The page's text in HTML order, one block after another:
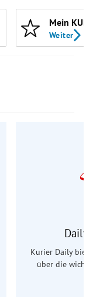
Mein
Weiter
Daily
Kurier Daily
über die